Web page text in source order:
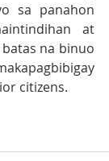
sa panahon
at
na binuo
citizens.